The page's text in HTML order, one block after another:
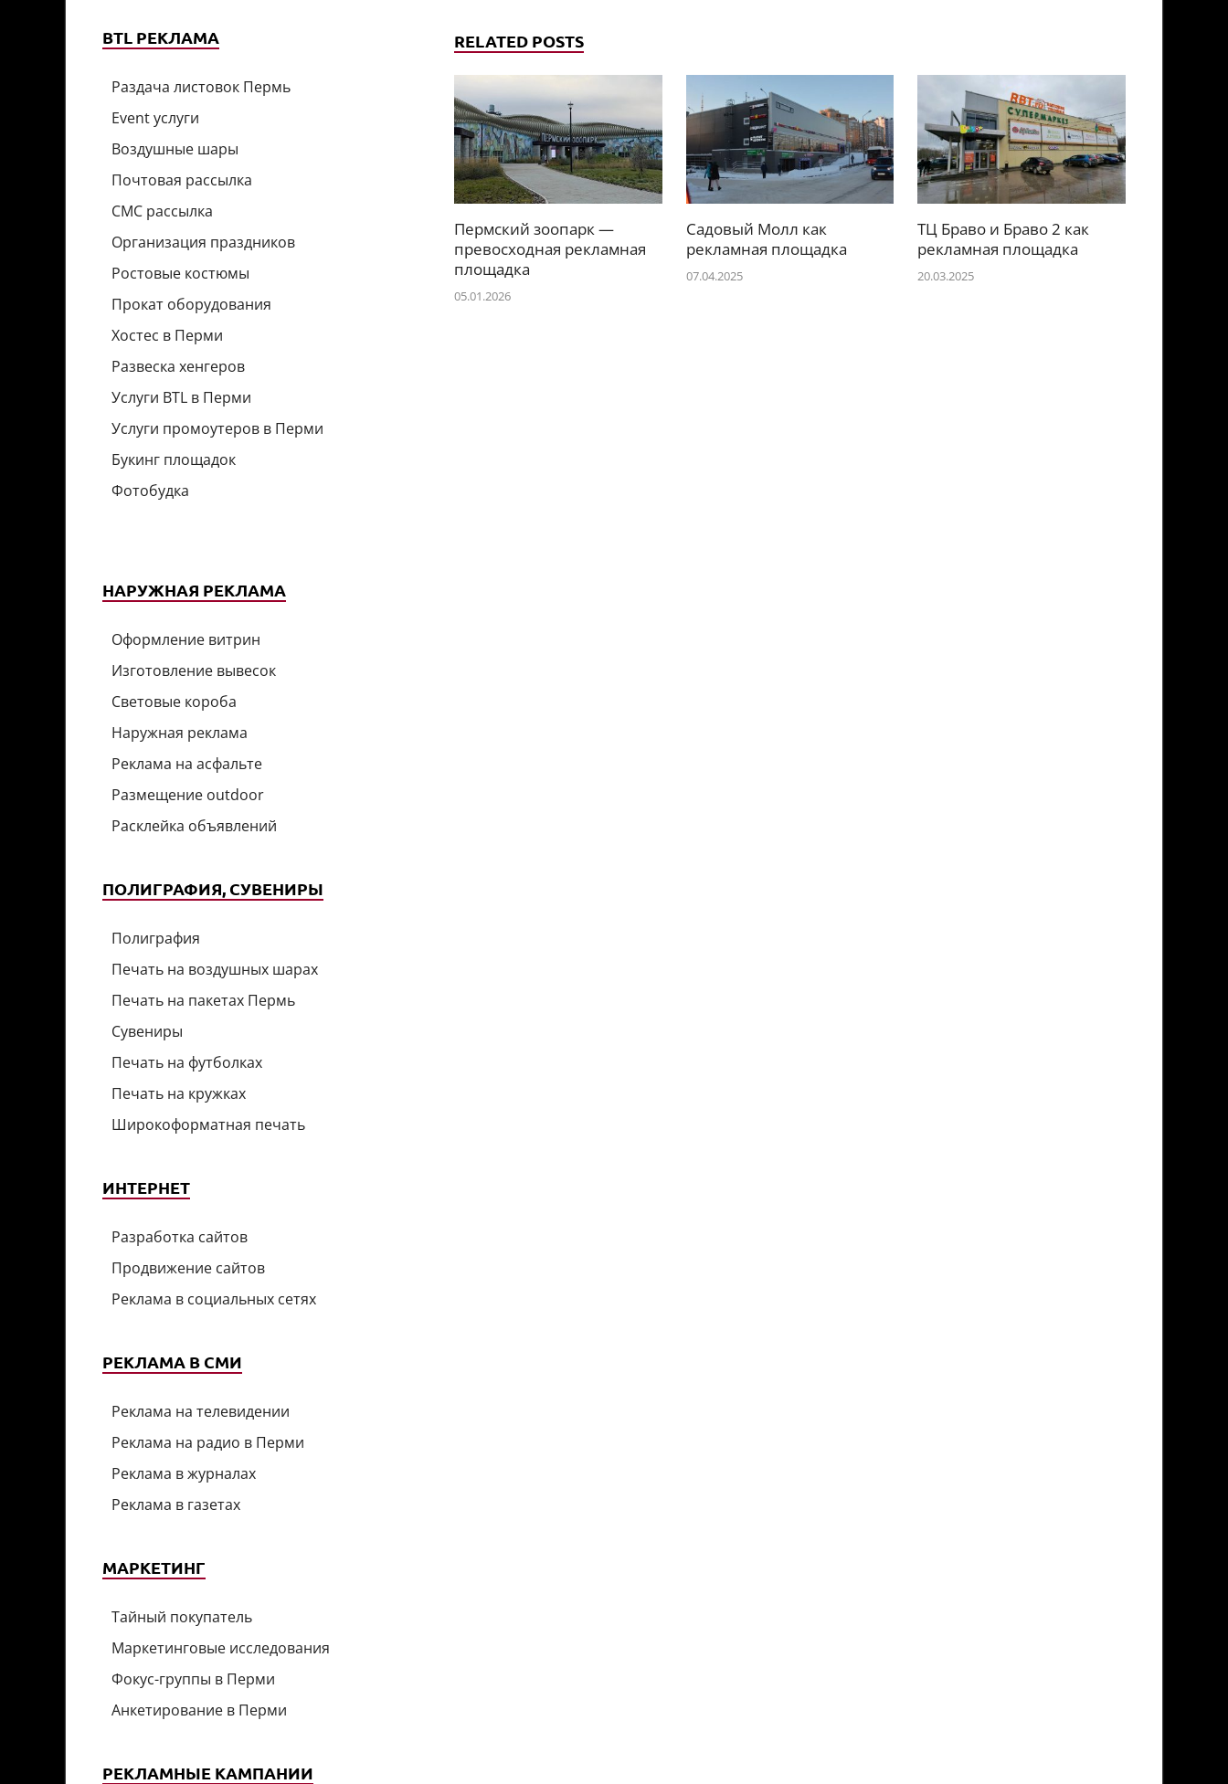
RELATED POSTS
Пермский зоопарк —
превосходная рекламная
площадка
05.01.2026
Садовый Молл как
рекламная площадка
07.04.2025
ТЦ Браво и Браво 2 как
рекламная площадка
20.03.2025
BTL РЕКЛАМА
Раздача листовок Пермь
Event услуги
Воздушные шары
Почтовая рассылка
СМС рассылка
Организация праздников
Ростовые костюмы
Прокат оборудования
Хостес в Перми
Развеска хенгеров
Услуги BTL в Перми
Услуги промоутеров в Перми
Букинг площадок
Фотобудка
НАРУЖНАЯ РЕКЛАМА
Оформление витрин
Изготовление вывесок
Световые короба
Наружная реклама
Реклама на асфальте
Размещение outdoor
Расклейка объявлений
ПОЛИГРАФИЯ, СУВЕНИРЫ
Полиграфия
Печать на воздушных шарах
Печать на пакетах Пермь
Сувениры
Печать на футболках
Печать на кружках
Широкоформатная печать
ИНТЕРНЕТ
Разработка сайтов
Продвижение сайтов
Реклама в социальных сетях
РЕКЛАМА В СМИ
Реклама на телевидении
Реклама на радио в Перми
Реклама в журналах
Реклама в газетах
МАРКЕТИНГ
Тайный покупатель
Маркетинговые исследования
Фокус-группы в Перми
Анкетирование в Перми
РЕКЛАМНЫЕ КАМПАНИИ